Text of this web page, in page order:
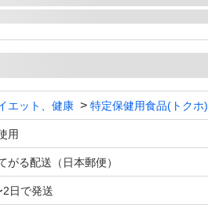
エット、健康 特定保健用食品(トクホ)
用
がる配送（日本郵便）
2日で発送